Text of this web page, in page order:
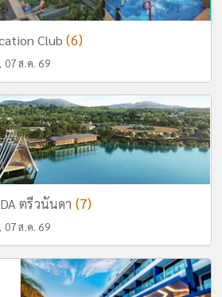
Club(6)
07 ส.ค. 69
ตรีวนันดา (7)
07 ส.ค. 69